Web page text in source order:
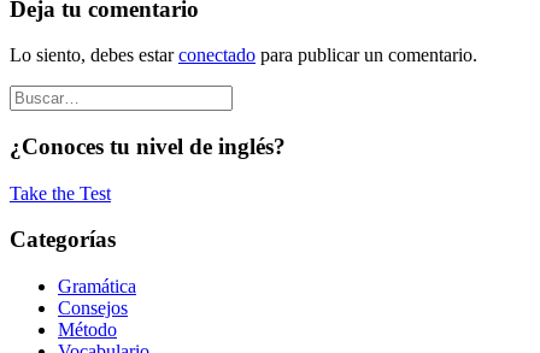
Deja tu comentario
Lo siento, debes estarconectado para publicar un comentario.
¿Conoces tu nivel de inglés?
Take the Test
Categorías
Gramática
Consejos
Método